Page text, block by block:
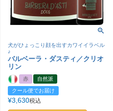
犬がひょっこり顔を出すカワイイラベル
♪
バルベーラ・ダスティ／クリオ
リン
赤
自然派
クール便でお届け
¥3,630税込